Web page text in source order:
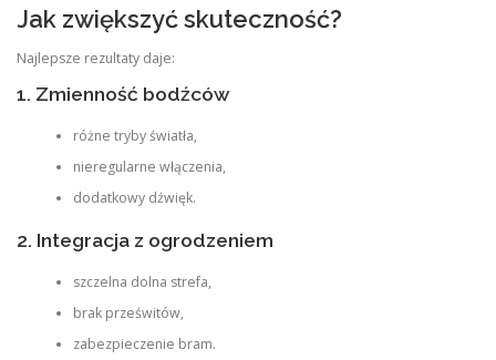
Jak zwiększyć skuteczność?
Najlepsze rezultaty daje:
1. Zmienność bodźców
różne tryby światła,
nieregularne włączenia,
dodatkowy dźwięk.
2. Integracja z ogrodzeniem
szczelna dolna strefa,
brak prześwitów,
zabezpieczenie bram.